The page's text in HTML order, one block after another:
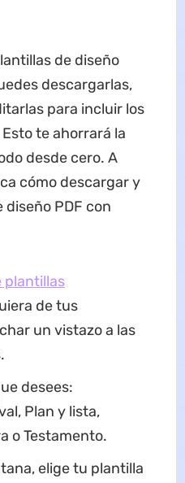
de diseño
descargarlas,
para incluir los
te ahorrará la
desde cero. A
cómo descargar y
PDF con
plantillas
de tus
un vistazo a las
desees:
Plan y lista,
o Testamento.
elige tu plantilla